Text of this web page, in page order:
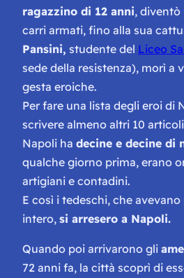
ragazzino di 12 anni, diventò
carri armati, fino alla sua
Pansini, studente del Liceo
sede della resistenza), morì a
gesta eroiche.
Per fare una lista degli eroi di
scrivere almeno altri 10
Napoli ha decine e decine di
qualche giorno prima, erano
artigiani e contadini.
E così i tedeschi, che
intero, si arresero a Napoli.
Quando poi arrivarono gli
72 anni fa, la città scoprì di